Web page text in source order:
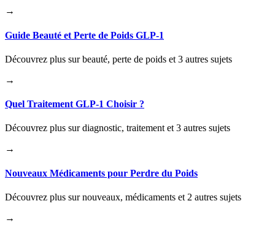
→
Guide Beauté et Perte de Poids GLP-1
Découvrez plus sur beauté, perte de poids et 3 autres sujets
→
Quel Traitement GLP-1 Choisir ?
Découvrez plus sur diagnostic, traitement et 3 autres sujets
→
Nouveaux Médicaments pour Perdre du Poids
Découvrez plus sur nouveaux, médicaments et 2 autres sujets
→